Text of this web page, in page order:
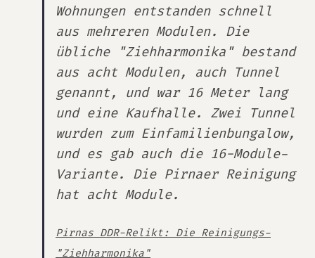
Wohnungen entstanden schnell
aus mehreren Modulen. Die
übliche "Ziehharmonika" bestand
aus acht Modulen, auch Tunnel
genannt, und war 16 Meter lang
und eine Kaufhalle. Zwei Tunnel
wurden zum Einfamilienbungalow,
und es gab auch die 16-Module-
Variante. Die Pirnaer Reinigung
hat acht Module.
Pirnas DDR-Relikt: Die Reinigungs-
"Ziehharmonika"